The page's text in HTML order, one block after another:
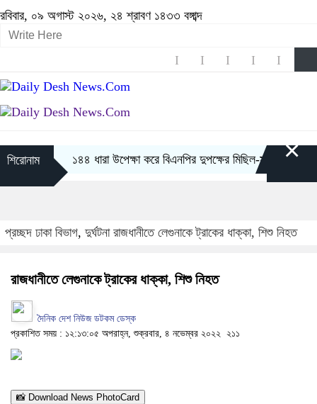
রবিবার, ০৯ অগাস্ট ২০২৬, ২৪ শ্রাবণ ১৪৩৩ বঙ্গাব্দ
শিরোনাম ১৪৪ ধারা উপেক্ষা করে বিএনপির দুপক্ষের মিছিল-সমাবেশ শান্তি
×
প্রচ্ছদ ঢাকা বিভাগ, দুর্ঘটনা রাজধানীতে লেগুনাকে ট্রাকের ধাক্কা, শিশু নিহত
রাজধানীতে লেগুনাকে ট্রাকের ধাক্কা, শিশু নিহত
দৈনিক দেশ নিউজ ডটকম ডেস্ক
প্রকাশিত সময় : ১২:১৩:০৫ অপরাহ্ন, শুক্রবার, ৪ নভেম্বর ২০২২ ২১১
📸 Download News PhotoCard